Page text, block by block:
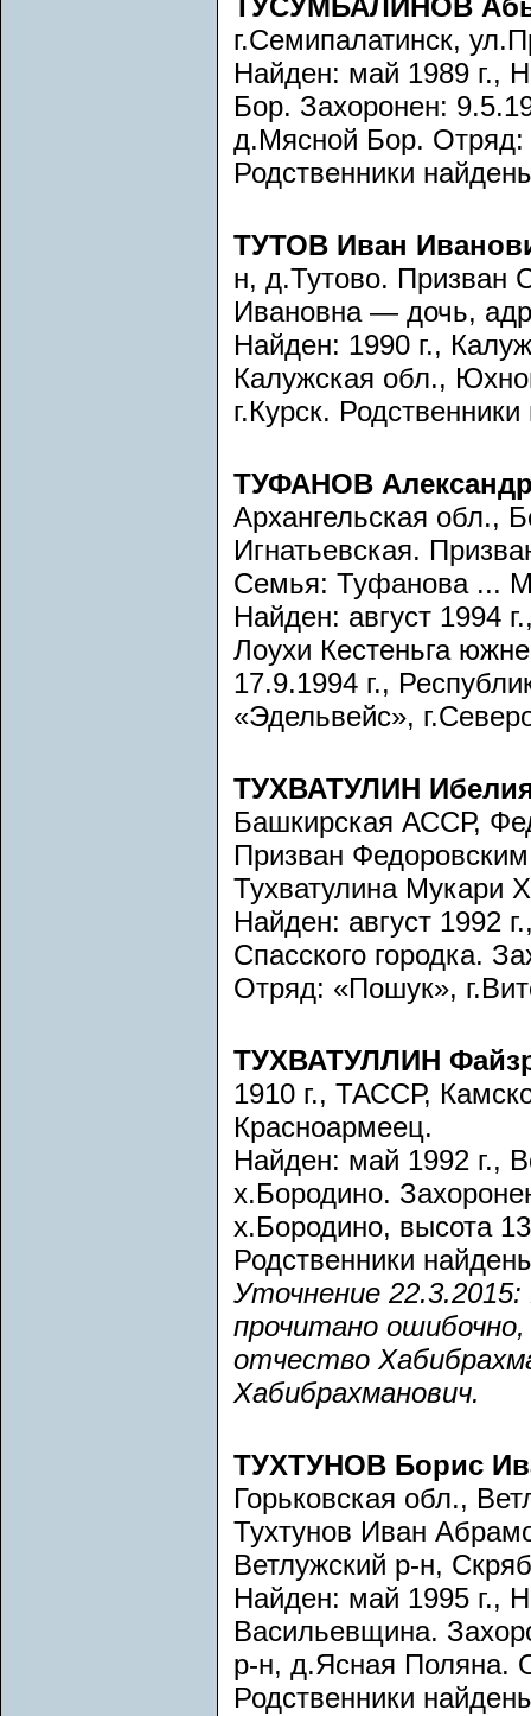
ТУСУМБАЛИНОВ
г.Семипалатинск,
Найден: май 1989 г.,
Бор. Захоронен:
д.Мясной Бор. Отряд:
Родственники
ТУТОВ Иван
н, д.Тутово. Призван
Ивановна — дочь,
Найден: 1990 г.,
Калужская обл.,
г.Курск.
ТУФАНОВ
Архангельская обл.,
Игнатьевская.
Семья: Туфанова ...
Найден: август 1994
Лоухи Кестеньга
17.9.1994 г.,
«Эдельвейс»,
ТУХВАТУЛИН
Башкирская АССР,
Призван
Тухватулина Мукари
Найден: август 1992
Спасского городка.
Отряд: «Пошук»,
ТУХВАТУЛЛИН
1910 г., ТАССР,
Красноармеец.
Найден: май 1992 г.,
х.Бородино.
х.Бородино, высота
Родственники
Уточнение
прочитано
отчество
Хабибрахманович.
ТУХТУНОВ Борис
Горьковская обл.,
Тухтунов Иван
Ветлужский р-н,
Найден: май 1995 г.,
Васильевщина.
р-н, д.Ясная Поляна.
Родственники